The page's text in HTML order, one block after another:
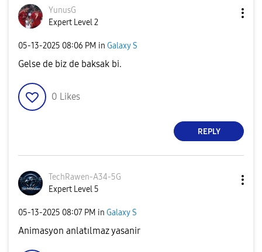
YunusG
Expert Level 2
‎05-13-2025 08:06 PM in Galaxy S
Gelse de biz de baksak bi.
0 Likes
REPLY
TechRawen-A34-5G
Expert Level 5
‎05-13-2025 08:07 PM in Galaxy S
Animasyon anlatılmaz yasanir